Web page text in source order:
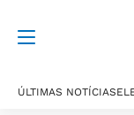
ÚLTIMAS NOTÍCIAS